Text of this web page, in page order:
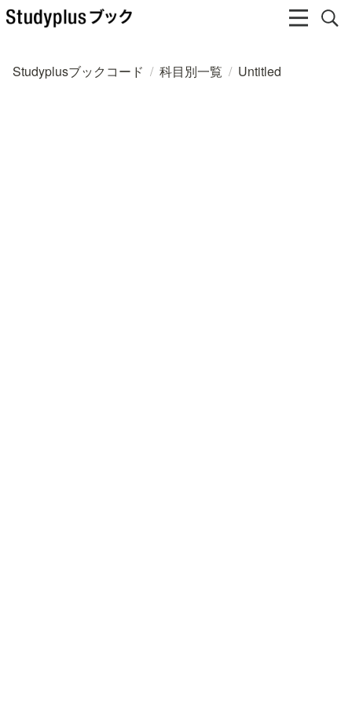
Studyplusブックコード / 科目別一覧 / Untitled